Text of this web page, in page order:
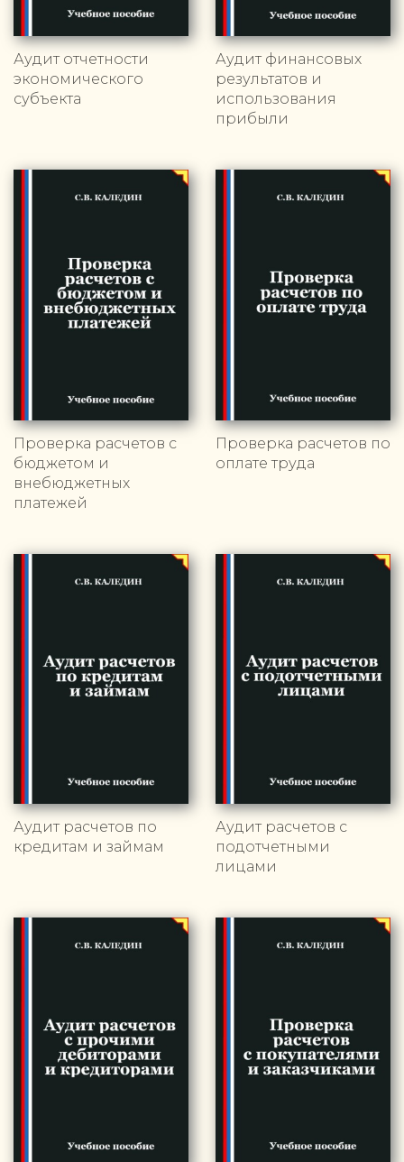
Аудит отчетности
экономического
субъекта
Аудит финансовых
результатов и
использования
прибыли
Проверка расчетов с
бюджетом и
внебюджетных
платежей
Проверка расчетов по
оплате труда
Аудит расчетов по
кредитам и займам
Аудит расчетов с
подотчетными
лицами